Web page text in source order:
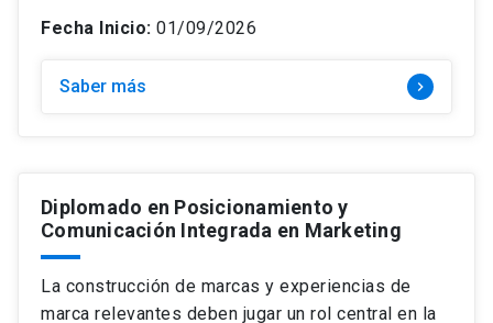
Fecha Inicio: 01/09/2026
Saber más keyboard_arrow_right
Diplomado en Posicionamiento y
Comunicación Integrada en Marketing
La construcción de marcas y experiencias de
marca relevantes deben jugar un rol central en la